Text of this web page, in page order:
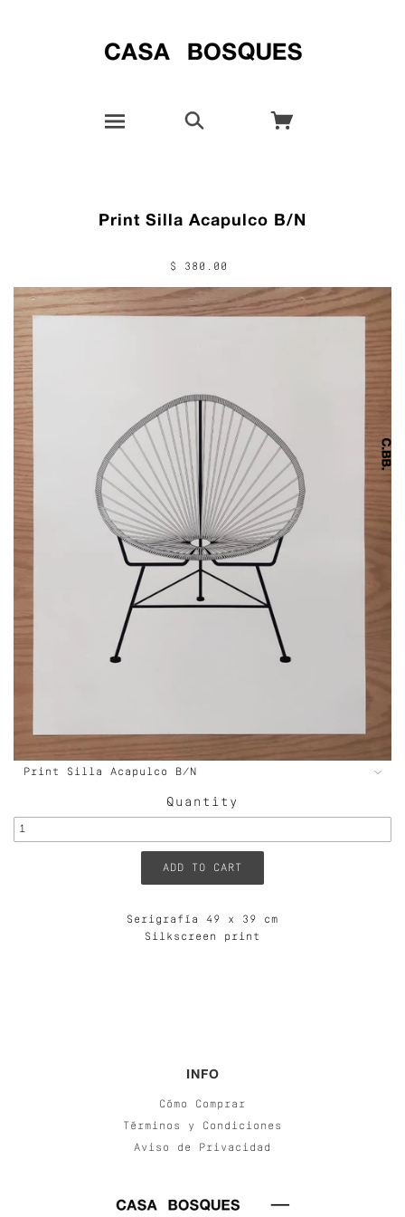
Print Silla Acapulco B/N
$ 380.00
Quantity
Serigrafía 49 x 39 cm
Silkscreen print
INFO
Cómo Comprar
Términos y Condiciones
Aviso de Privacidad